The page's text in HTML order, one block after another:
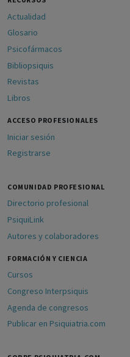
Actualidad
Glosario
Psicofármacos
Bibliopsiquis
Revistas
Libros
ACCESO PROFESIONALES
Iniciar sesión
Registrarse
COMUNIDAD PROFESIONAL
Directorio profesional
PsiquiLink
Autores y colaboradores
FORMACIÓN Y CIENCIA
Cursos
Congreso Interpsiquis
Agenda de congresos
Publicar en Psiquiatria.com